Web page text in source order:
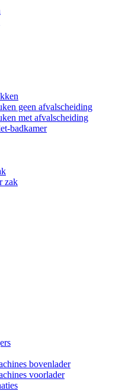
geen afvalscheiding
met afvalscheiding
badkamer
zak
bovenlader
voorlader